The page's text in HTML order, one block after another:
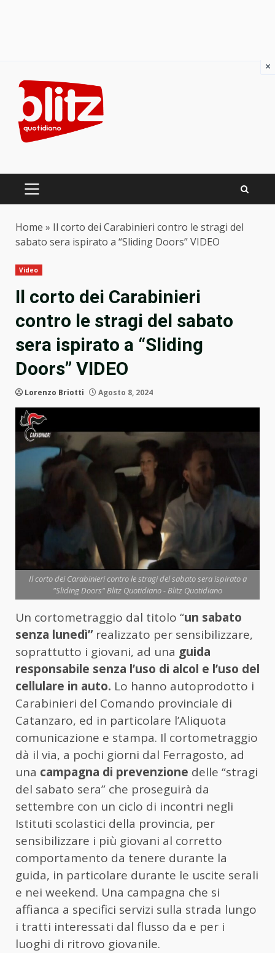
content
PRIMARY
Home » Il corto dei Carabinieri contro le stragi del
sabato sera ispirato a “Sliding Doors” VIDEO
Video
Il corto dei Carabinieri
contro le stragi del sabato
sera ispirato a “Sliding
Doors” VIDEO
Lorenzo Briotti Agosto 8, 2024
Il corto dei Carabinieri contro le stragi del sabato sera ispirato a
"Sliding Doors" Blitz Quotidiano - Blitz Quotidiano
Un cortometraggio dal titolo “un sabato
senza lunedì”realizzato per sensibilizzare,
soprattutto i giovani, ad una guida
responsabile senza l’uso di alcol e l’uso del
cellulare in auto. Lo hanno autoprodotto i
Carabinieri del Comando provinciale di
Catanzaro, ed in particolare l’Aliquota
comunicazione e stampa. Il cortometraggio
dà il via, a pochi giorni dal Ferragosto, ad
una campagna di prevenzione delle “stragi
del sabato sera” che proseguirà da
settembre con un ciclo di incontri negli
Istituti scolastici della provincia, per
sensibilizzare i più giovani al corretto
comportamento da tenere durante la
guida, in particolare durante le uscite serali
e nei weekend. Una campagna che si
affianca a specifici servizi sulla strada lungo
i tratti interessati dal flusso da e per i
luoghi di ritrovo giovanile.
×